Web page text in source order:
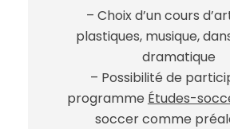
– Choix d’un cours
plastiques, musique,
dramatique
– Possibilité de
programme Études-
soccer comme